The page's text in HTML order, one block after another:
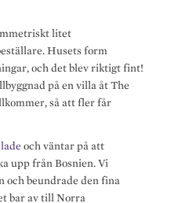
litet
Husets form
och det blev riktigt fint!
på en villa åt The
så att fler får
och väntar på att
upp från Bosnien. Vi
och beundrade den fina
bar av till Norra